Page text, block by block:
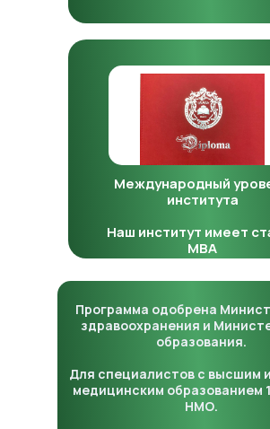
Международный
института
Наш институт имеет
MBA
Программа одобрена
здравоохранения и
образования.
Для специалистов с высшим
медицинским образованием
НМО.